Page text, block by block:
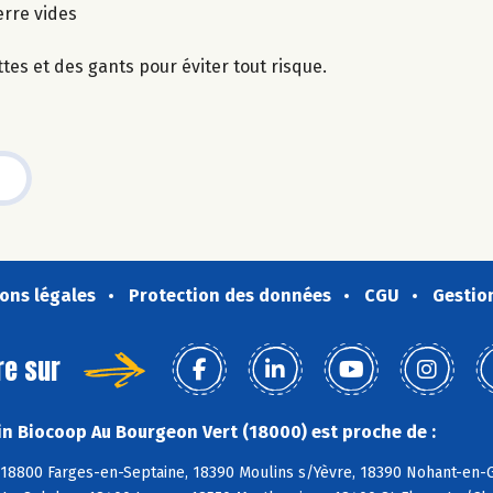
vides
et des gants pour éviter tout risque.
légales Protection des données CGU
sur
Biocoop Au Bourgeon Vert (18000) est proche de :
Farges-en-Septaine, 18390 Moulins s/Yèvre, 18390 Nohant-